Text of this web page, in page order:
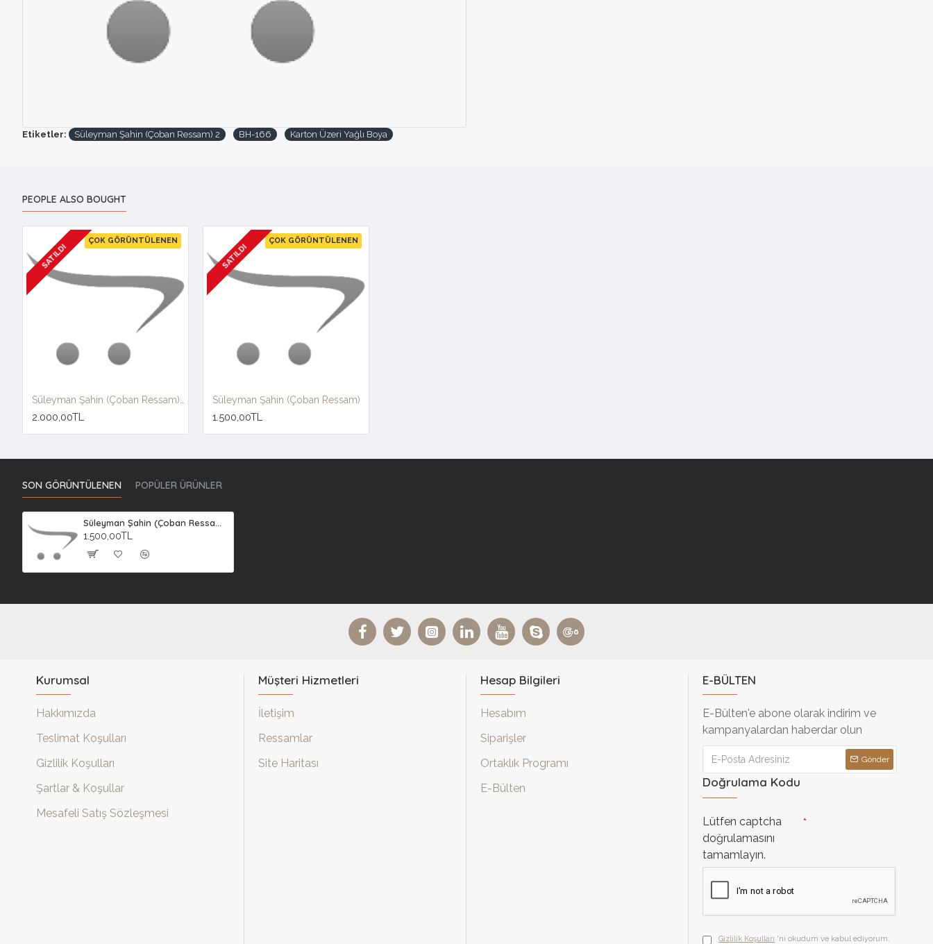
Etiketler: Süleyman Şahin (Çoban Ressam) 2 BH-166 Karton Üzeri Yağlı Boya
PEOPLE ALSO BOUGHT
ÇOK GÖRÜNTÜLENEN
SATILDI
2.000,00TL
ÇOK GÖRÜNTÜLENEN
SATILDI
Süleyman Şahin (Çoban Ressam)
1.500,00TL
SON GÖRÜNTÜLENEN POPÜLER ÜRÜNLER
Süleyman Şahin (Çoban Ressam) 2
1.500,00TL
Kurumsal
Hakkımızda
Teslimat Koşulları
Gizlilik Koşulları
Şartlar & Koşullar
Mesafeli Satış Sözleşmesi
Müşteri Hizmetleri
İletişim
Ressamlar
Site Haritası
Hesap Bilgileri
Hesabım
Siparişler
Ortaklık Programı
E-Bülten
E-BÜLTEN
E-Bülten'e abone olarak indirim ve
kampanyalardan haberdar olun
Gönder
Doğrulama Kodu
Lütfen captcha
doğrulamasını
tamamlayın.
Gizlilik Koşulları 'ni okudum ve kabul ediyorum.